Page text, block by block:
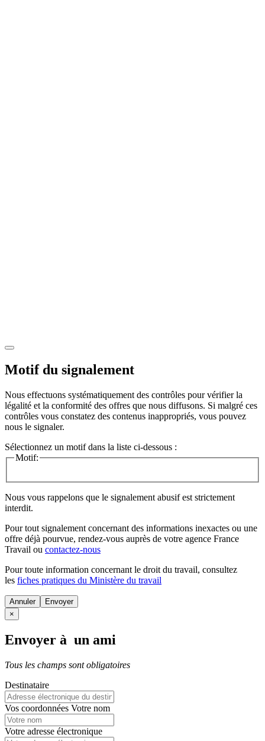
Motif du signalement
Nous effectuons systématiquement des contrôles pour vérifier la
légalité et la conformité des offres que nous diffusons. Si malgré ces
contrôles vous constatez des contenus inappropriés, vous pouvez
nous le signaler.
Sélectionnez un motif dans la liste ci-dessous :
Motif:
Nous vous rappelons que le signalement abusif est strictement
interdit.
Pour tout signalement concernant des informations inexactes ou une
offre déjà pourvue, rendez-vous auprès de votre agence France
Travail ou contactez-nous
Pour toute information concernant le droit du travail, consultez
les fiches pratiques du Ministère du travail
Annuler
×
Envoyer à un ami
Tous les champs sont obligatoires
Destinataire
Vos coordonnées Votre nom
Votre adresse électronique